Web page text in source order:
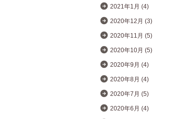
2021年1月 (4)
2020年12月 (3)
2020年11月 (5)
2020年10月 (5)
2020年9月 (4)
2020年8月 (4)
2020年7月 (5)
2020年6月 (4)